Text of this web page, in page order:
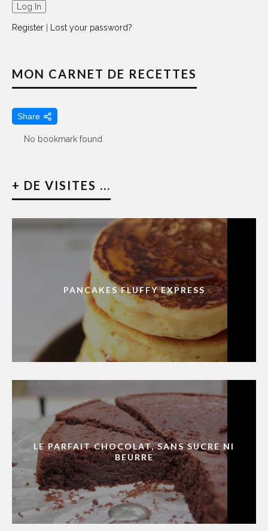
Register | Lost your password?
MON CARNET DE RECETTES
Share
No bookmark found
+ DE VISITES ...
PANCAKES FLUFFY EXPRESS
LE PARFAIT CHOCOLAT, SANS SUCRE NI
BEURRE